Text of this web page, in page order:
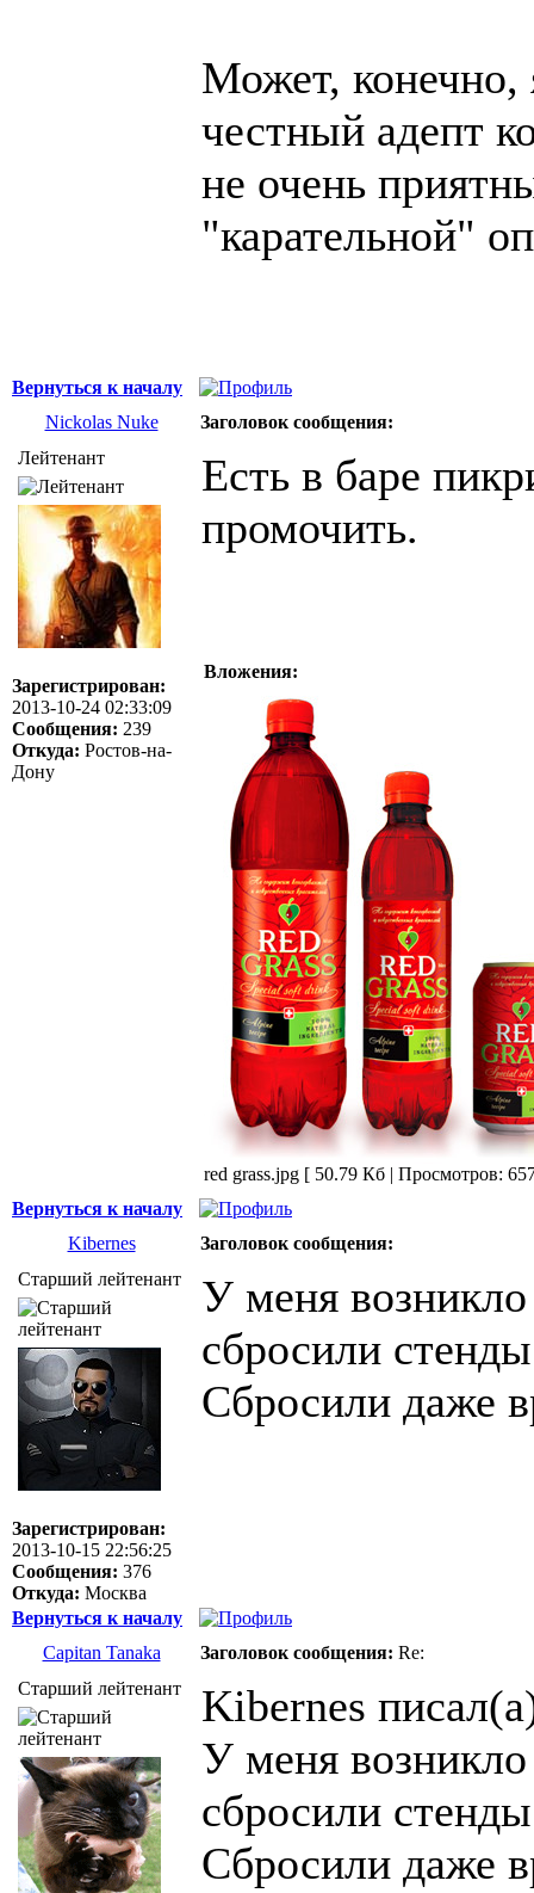
Может,
честный адепт
не очень
"карательной"
Вернуться к началу
Nickolas Nuke
Заголовок сообщения:
Лейтенант
Зарегистрирован:
2013-10-24 02:33:09
Сообщения: 239
Откуда: Ростов-на-
Дону
Есть в баре
промочить.
Вложения:
red grass.jpg [ 50.79 Кб | Просмотров:
Вернуться к началу
Kibernes
Заголовок сообщения:
Старший лейтенант
Зарегистрирован:
2013-10-15 22:56:25
Сообщения: 376
Откуда: Москва
У меня
сбросили
Сбросили даже
Вернуться к началу
Capitan Tanaka
Заголовок сообщения: Re:
Старший лейтенант
Kibernes
У меня
сбросили
Сбросили даже